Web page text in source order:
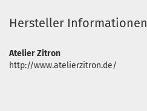
Hersteller Informationen
Atelier Zitron
http://www.atelierzitron.de/